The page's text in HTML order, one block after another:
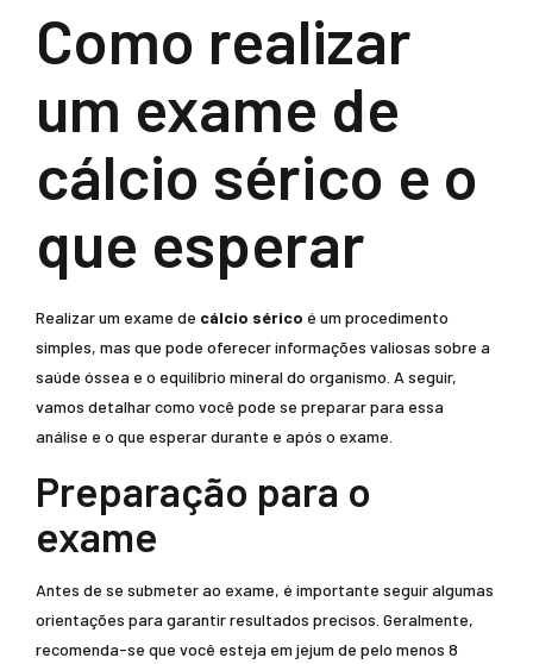
Como realizar
um exame de
cálcio sérico e o
que esperar
Realizar um exame de cálcio sérico é um procedimento
simples, mas que pode oferecer informações valiosas sobre a
saúde óssea e o equilíbrio mineral do organismo. A seguir,
vamos detalhar como você pode se preparar para essa
análise e o que esperar durante e após o exame.
Preparação para o
exame
Antes de se submeter ao exame, é importante seguir algumas
orientações para garantir resultados precisos. Geralmente,
recomenda-se que você esteja em jejum de pelo menos 8